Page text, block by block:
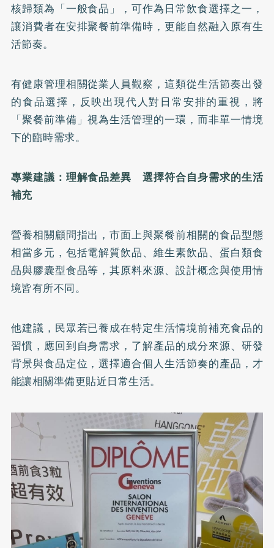
核歸類為「一般食品」，可作為日常飲食選擇之一，
讓消費者在安排聚餐前準備時，更能自然融入原有生
活節奏。
有健康管理相關從業人員觀察，這類從生活節奏出發
的食品選擇，反映出現代人對日常安排的重視，將
「聚餐前準備」視為生活管理的一環，而非單一情境
下的臨時需求。
專業建議：理解食品差異 選擇符合自身需求的生活
補充
營養相關顧問指出，市面上與聚餐前相關的食品型態
相當多元，包括電解質飲品、維生素飲品、蛋白類食
品與膠囊型食品等，其原料來源、設計概念與使用情
境皆有所不同。
他建議，民眾若已養成在特定生活情境前補充食品的
習慣，應回到自身需求，了解產品的成分來源、研發
背景與食品定位，選擇適合個人生活節奏的產品，才
能讓相關準備更貼近日常生活。